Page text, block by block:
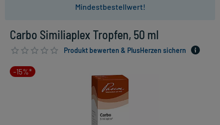
Mindestbestellwert!
Carbo Similiaplex Tropfen, 50 ml
Produkt bewerten & PlusHerzen sichern
-15%*